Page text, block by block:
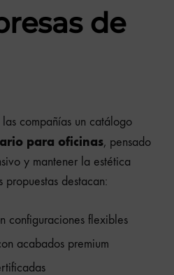
de
compañías un catálogo
para oficinas, pensado
y mantener la estética
propuestas destacan:
configuraciones flexibles
acabados premium